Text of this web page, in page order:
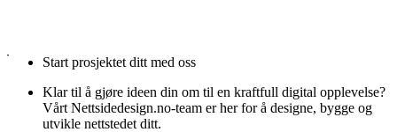
Start prosjektet ditt med oss
Klar til å gjøre ideen din om til en kraftfull digital opplevelse?
Vårt Nettsidedesign.no-team er her for å designe, bygge og
utvikle nettstedet ditt.